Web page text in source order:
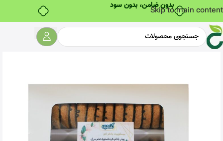
بدون ضامن، بدون سودSkip to main content